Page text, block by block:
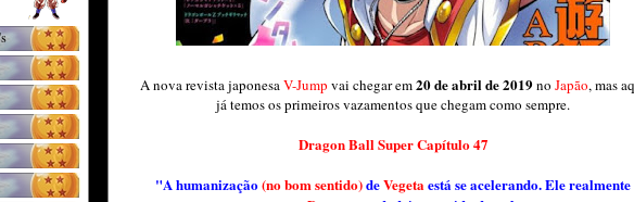
A nova revista japonesa V-Jump vai chegar em20 de abril de 2019no Japão, mas
já temos os primeiros vazamentos que chegam como sempre.
Dragon Ball Super Capítulo 47
"A humanização(no bom sentido)deVegeta está se acelerando. Ele realmente